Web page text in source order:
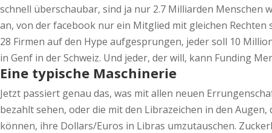
schnell überschaubar, sind ja nur 2.7 Milliarden
an, von der facebook nur ein Mitglied mit gleichen
28 Firmen auf den Hype aufgesprungen, jeder soll 10
in Genf in der Schweiz. Und jeder, der will, kann Funding
Eine typische Maschinerie
Jetzt passiert genau das, was mit allen neuen
bezahlt sehen, oder die mit den Librazeichen in den
können, ihre Dollars/Euros in Libras umzutauschen.